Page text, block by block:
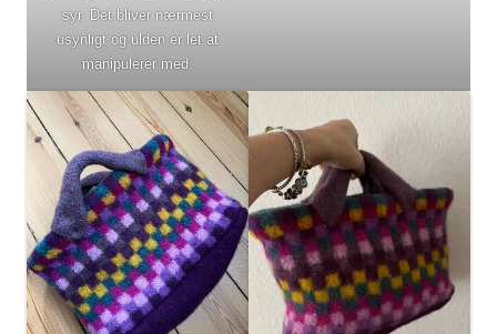
syr. Det bliver nærmest
usynligt og ulden er let at
manipulerer med.